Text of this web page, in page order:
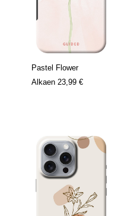
Pastel Flower
Alkaen 23,99 €